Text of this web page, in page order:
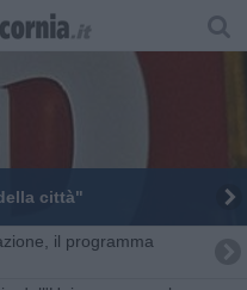
città"
il programma